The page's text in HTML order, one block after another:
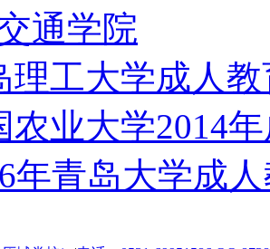
通学院
理工大学成人
农业大学2014
年青岛大学成